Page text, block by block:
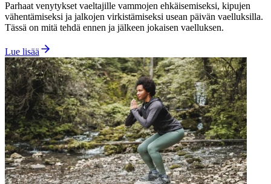
Parhaat venytykset vaeltajille vammojen ehkäisemiseksi, kipujen
vähentämiseksi ja jalkojen virkistämiseksi usean päivän vaelluksilla.
Tässä on mitä tehdä ennen ja jälkeen jokaisen vaelluksen.
Lue lisää